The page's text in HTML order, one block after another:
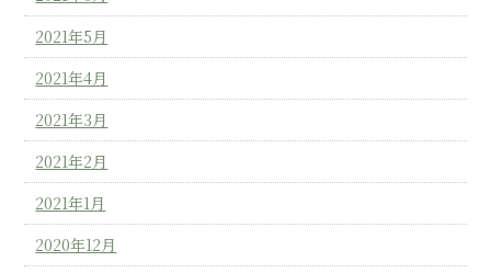
2021年5月
2021年4月
2021年3月
2021年2月
2021年1月
2020年12月